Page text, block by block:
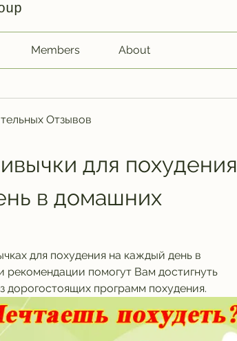
Members About
Отзывов
для похудения
в домашних
для похудения на каждый день в
помогут Вам достигнуть
дорогостоящих программ похудения.